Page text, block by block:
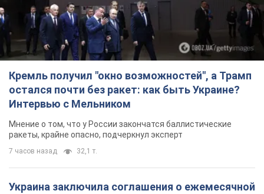
Кремль получил "окно возможностей", а Трамп
остался почти без ракет: как быть Украине?
Интервью с Мельником
Мнение о том, что у России закончатся баллистические
ракеты, крайне опасно, подчеркнул эксперт
7 часов назад 32,1 т.
Украина заключила соглашения о ежемесячной